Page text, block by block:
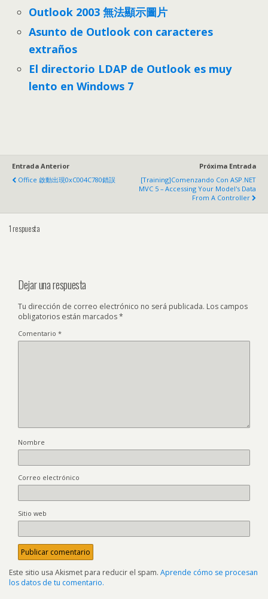
Outlook 2003 無法顯示圖片
Asunto de Outlook con caracteres
extraños
El directorio LDAP de Outlook es muy
lento en Windows 7
Entrada Anterior
Office 啟動出現0xC004C780錯誤
Próxima Entrada
[training]Comenzando Con ASP.NET
MVC 5 – Accessing Your Model's Data
From A Controller
1 respuesta
Dejar una respuesta
Tu dirección de correo electrónico no será publicada. Los campos
obligatorios están marcados*
Comentario *
Nombre
Correo electrónico
Sitio web
Este sitio usa Akismet para reducir el spam. Aprende cómo se procesan
los datos de tu comentario.